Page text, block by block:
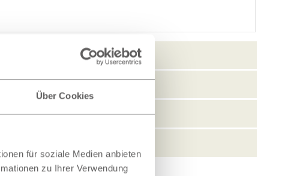
Über Cookies
für soziale Medien anbieten
zu Ihrer Verwendung